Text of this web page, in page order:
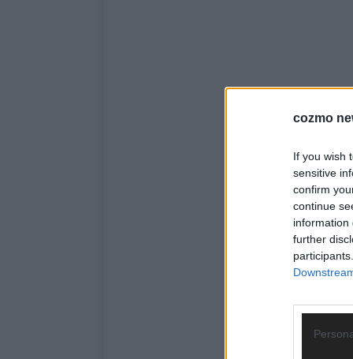
cozmo
If you wish
sensitive
confirm
continue
information
further